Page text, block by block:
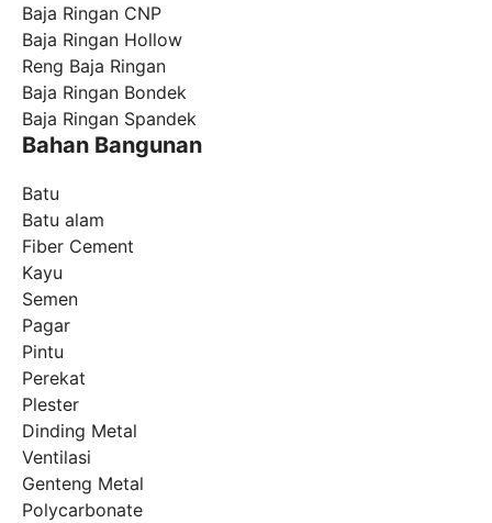
Baja Ringan CNP
Baja Ringan Hollow
Reng Baja Ringan
Baja Ringan Bondek
Baja Ringan Spandek
Bahan Bangunan
Batu
Batu alam
Fiber Cement
Kayu
Semen
Pagar
Pintu
Perekat
Plester
Dinding Metal
Ventilasi
Genteng Metal
Polycarbonate